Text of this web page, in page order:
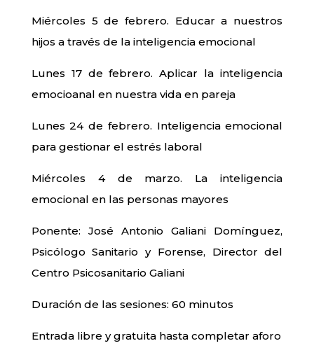
Miércoles 5 de febrero. Educar a nuestros
hijos a través de la inteligencia emocional
Lunes 17 de febrero. Aplicar la inteligencia
emocioanal en nuestra vida en pareja
Lunes 24 de febrero. Inteligencia emocional
para gestionar el estrés laboral
Miércoles 4 de marzo. La inteligencia
emocional en las personas mayores
Ponente: José Antonio Galiani Domínguez,
Psicólogo Sanitario y Forense, Director del
Centro Psicosanitario Galiani
Duración de las sesiones: 60 minutos
Entrada libre y gratuita hasta completar aforo